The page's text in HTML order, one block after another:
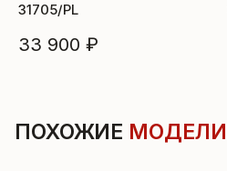
31705/PL
33 900 ₽
ПОХОЖИЕ МОДЕЛИ